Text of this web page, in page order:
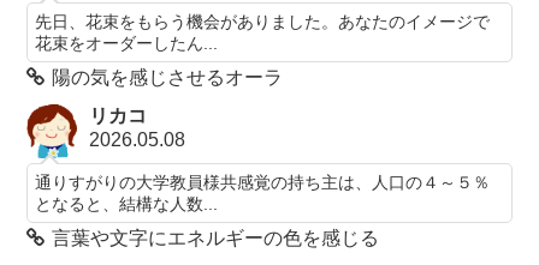
先日、花束をもらう機会がありました。あなたのイメージで
花束をオーダーしたん...
陽の気を感じさせるオーラ
リカコ
2026.05.08
通りすがりの大学教員様共感覚の持ち主は、人口の４～５％
となると、結構な人数...
言葉や文字にエネルギーの色を感じる